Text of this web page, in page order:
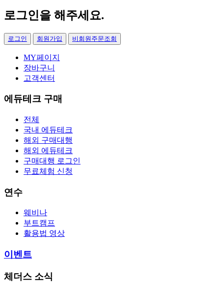
로그인을 해주세요.
로그인 회원가입 비회원주문조회
MY페이지
장바구니
고객센터
에듀테크 구매
전체
국내 에듀테크
해외 구매대행
해외 에듀테크
구매대행 로그인
무료체험 신청
연수
웨비나
부트캠프
활용법 영상
이벤트
체더스 소식